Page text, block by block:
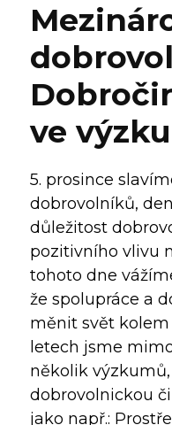
ve
5. prosince
dobrovolníků,
důležitost
pozitivního vlivu
tohoto dne
že spolupráce a
měnit svět kolem
letech jsme
několik
dobrovolnickou
jako např.: